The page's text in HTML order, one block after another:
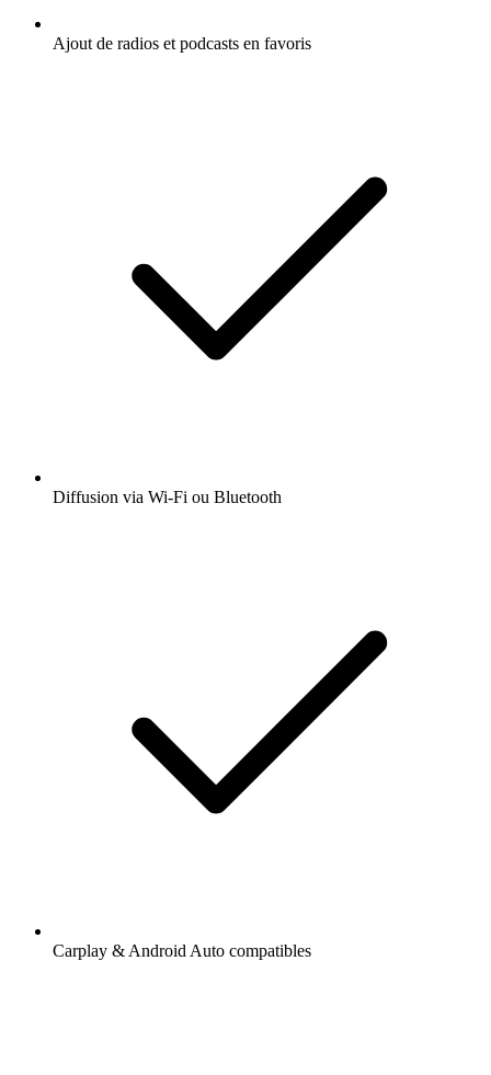
Ajout de radios et podcasts en favoris
Diffusion via Wi-Fi ou Bluetooth
Carplay & Android Auto compatibles